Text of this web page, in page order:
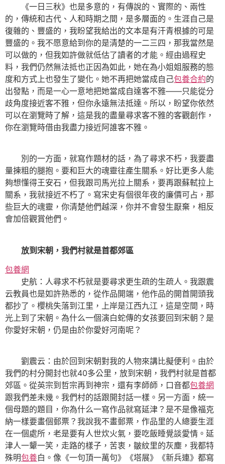
《一日三秋》也是多意的，有傳說的、實際的、兩性
的，傳統和古代、人和時期之間，是多層面的。生涯自己是
復雜的、豐盛的，我盼望我給出的文本是有汗青根據的可是
豐盛的。我不愿意給到你的是清楚的一二三四，那我當然是
可以做的，但我如許做就低估了讀者的才能。經由過程史
料，我們仍然無法抵也正因為如此，她在為小姐姐服務的態
度和方式上也發生了變化。她不再把她當成自己包養合約的
出發點，而是一心一意地把她當成自達客不雅——只能從分
歧角度接近客不雅，但你永遠無法抵達。所以，盼望你依然
可以在瀏覽時了解，這是我的盡量尋求客不雅的客觀創作，
你在瀏覽時借由我盡力接近阿誰客不雅。
別的一方面，就寫作題材的話，為了尋求不朽，我要盡
量揀粗的腿抱。要和巨大的魂靈往產生關系。好比更多人能
夠想懂得王安石，但我跟司馬光拉上關系，要再跟蘇軾拉上
關系，我就接近不朽了。寫宋史有個很年夜的廉價可占，那
些巨大的魂靈，你清楚他們越深，你并不會發生厭棄，相反
會加倍觀賞他們。
放到宋朝，我們村就是首都郊區
包養網
史航：人尋求不朽就是要尋求更生疏的生疏人。我跟震
云教員也是如許熟悉的，從作品開端，他作品的開首開頭我
都抄了。櫻桃失落到江里，上岸是江西九江，這是空間，時
光上到了宋朝。為什么一個演白蛇傳的女孩要回到宋朝？是
你愛好宋朝，仍是由於你愛好河南呢？
劉震云：由於回到宋朝對我的人物來講比擬便利。由於
我們的村分開封也就40多公里，放到宋朝，我們村就是首都
郊區。從英宗到哲宗再到神宗，還有李師師，口音都包養網
跟我們差未幾。我們村的話跟開封話一樣。另一方面，統一
個母題的題目，你為什么一寫作品就寫延津？是不是像福克
納一樣要畫個郵票？我說我不畫郵票，作品里的人總要生涯
在一個處所，老是要有人世炊火氣，要吃飯睡覺談愛情。延
津人一顰一笑，走路的樣子，苦衷，皺紋里的灰塵，我都特
殊明包養白。像《一句頂一萬句》《塔展》《新兵連》都寫